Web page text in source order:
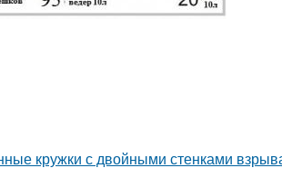
кружки с двойными стенками